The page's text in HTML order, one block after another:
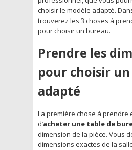
choisir le modèle adapté.
trouverez les 3 choses à
pour choisir un bureau.
Prendre les
pour choisir
adapté
La première chose à prendre
d’acheter une table de
dimension de la pièce. Vous
dimensions exactes de la